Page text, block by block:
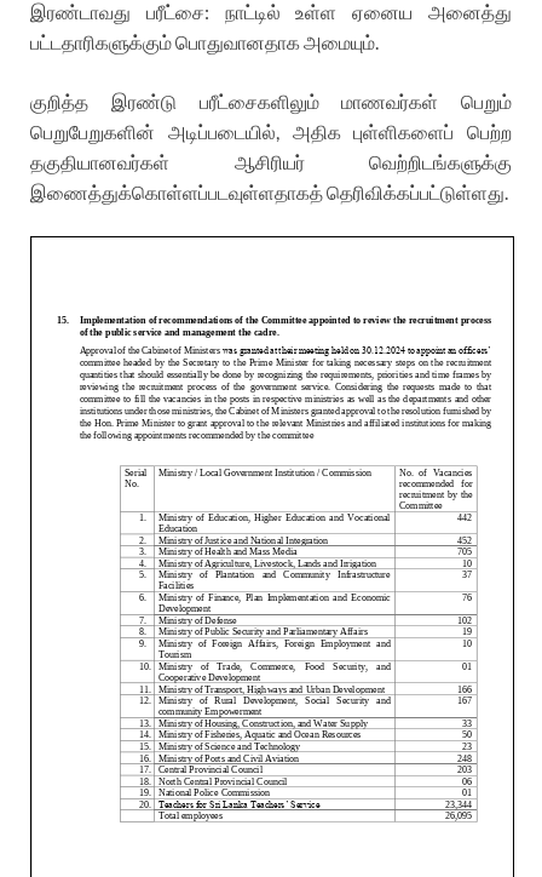
இரண்டாவது பரீட்சை: நாட்டில் உள்ள ஏனைய அனைத்து
பட்டதாரிகளுக்கும் பொதுவானதாக அமையும்.
குறித்த இரண்டு பரீட்சைகளிலும் மாணவர்கள் பெறும்
பெறுபேறுகளின் அடிப்படையில், அதிக புள்ளிகளைப் பெற்ற
தகுதியானவர்கள் ஆசிரியர் வெற்றிடங்களுக்கு
இணைத்துக்கொள்ளப்படவுள்ளதாகத் தெரிவிக்கப்பட்டுள்ளது.